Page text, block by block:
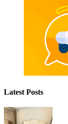
Latest Posts